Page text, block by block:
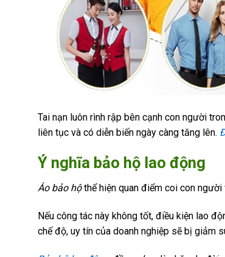
Tai nạn luôn rình rập bên cạnh con người
liên tục và có diễn biến ngày càng tăng lên.
Ý nghĩa bảo hộ lao động
Áo bảo hộthể hiện quan điểm coi con
Nếu công tác này không tốt, điều kiện lao
chế độ, uy tín của doanh nghiệp sẽ bị giảm